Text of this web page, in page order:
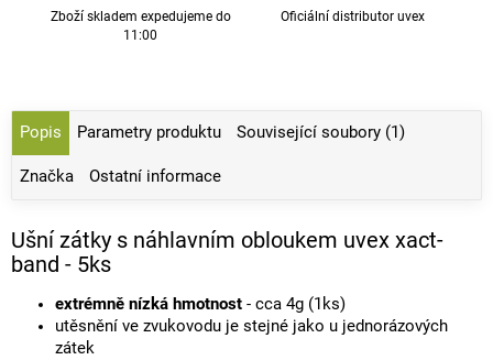
Zboží skladem expedujeme do
11:00
Oficiální distributor uvex
Popis Parametry produktu Související soubory (1)
Značka Ostatní informace
Ušní zátky s náhlavním obloukem uvex xact-
band - 5ks
extrémně nízká hmotnost - cca 4g (1ks)
utěsnění ve zvukovodu je stejné jako u jednorázových
zátek